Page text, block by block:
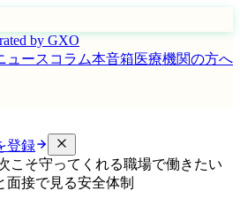
by GXO
ュース コラム本音箱医療機関の方へ
登録
こそ守ってくれる職場で働きたい
接で見る安全体制